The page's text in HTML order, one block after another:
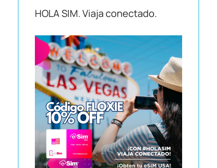
HOLA SIM. Viaja conectado.